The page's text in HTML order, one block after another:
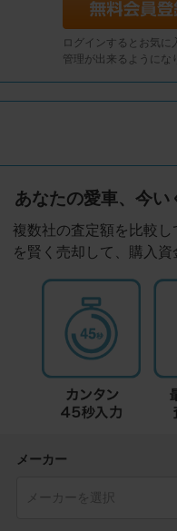
ログインするとお気に
管理が出来るようにな
あなたの愛車、今い
複数社の査定額を比較
を賢く売却して、購入資
メーカー